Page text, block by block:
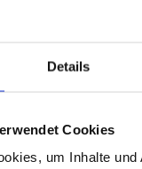
Details
Cookies
um Inhalte und